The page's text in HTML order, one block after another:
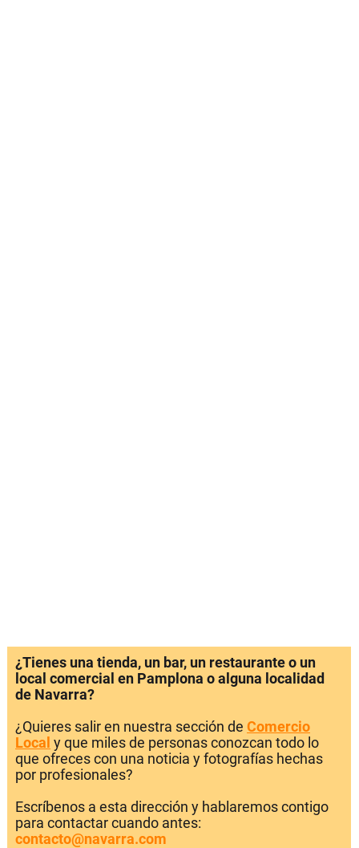
¿Tienes una tienda, un bar, un restaurante o un
local comercial en Pamplona o alguna localidad
de Navarra?
¿Quieres salir en nuestra sección de Comercio
Local y que miles de personas conozcan todo lo
que ofreces con una noticia y fotografías hechas
por profesionales?
Escríbenos a esta dirección y hablaremos contigo
para contactar cuando antes:
contacto@navarra.com